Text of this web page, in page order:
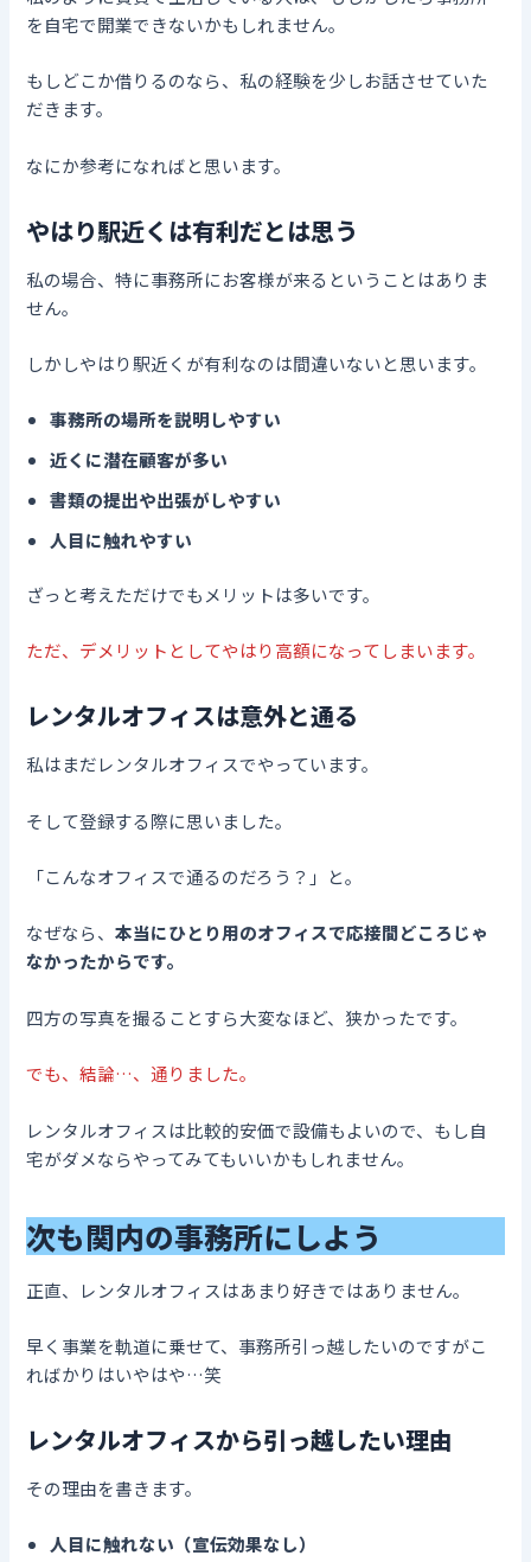
を自宅で開業できないかもしれません。
もしどこか借りるのなら、私の経験を少しお話させていた
だきます。
なにか参考になればと思います。
やはり駅近くは有利だとは思う
私の場合、特に事務所にお客様が来るということはありま
せん。
しかしやはり駅近くが有利なのは間違いないと思います。
事務所の場所を説明しやすい
近くに潜在顧客が多い
書類の提出や出張がしやすい
人目に触れやすい
ざっと考えただけでもメリットは多いです。
ただ、デメリットとしてやはり高額になってしまいます。
レンタルオフィスは意外と通る
私はまだレンタルオフィスでやっています。
そして登録する際に思いました。
「こんなオフィスで通るのだろう？」と。
なぜなら、本当にひとり用のオフィスで応接間どころじゃ
なかったからです。
四方の写真を撮ることすら大変なほど、狭かったです。
でも、結論…、通りました。
レンタルオフィスは比較的安価で設備もよいので、もし自
宅がダメならやってみてもいいかもしれません。
次も関内の事務所にしよう
正直、レンタルオフィスはあまり好きではありません。
早く事業を軌道に乗せて、事務所引っ越したいのですがこ
ればかりはいやはや…笑
レンタルオフィスから引っ越したい理由
その理由を書きます。
人目に触れない（宣伝効果なし）